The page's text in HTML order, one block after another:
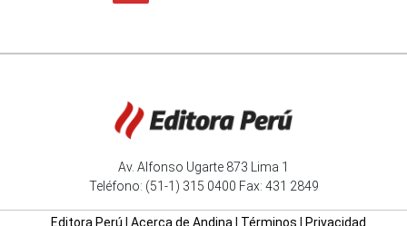
Av. Alfonso Ugarte 873 Lima 1
Teléfono: (51-1) 315 0400 Fax: 431 2849
Editora Perú Acerca de Andina Términos Privacidad